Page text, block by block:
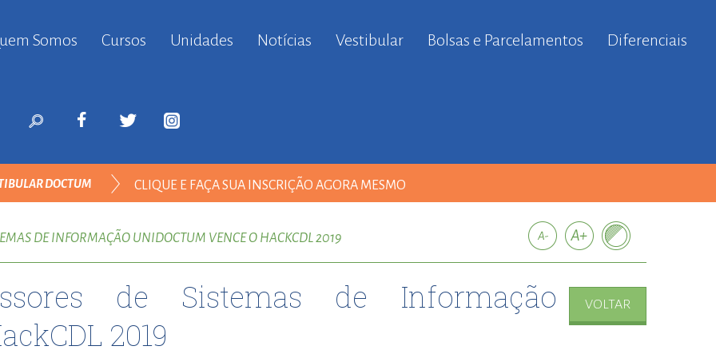
Somos
Cursos Unidades Notícias Vestibular Bolsas e Parcelamentos Diferenciais
DOCTUM CLIQUE E FAÇA SUA INSCRIÇÃO AGORA MESMO
DE INFORMAÇÃO UNIDOCTUM VENCE O HACKCDL 2019
SISTEMAS DE INFORMAÇÃO
de Sistemas de Informação
2019
VOLTAR